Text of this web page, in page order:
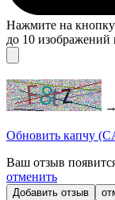
Нажмите на кнопку
до 10 изображений
→
Обновить капчу
Ваш отзыв
отменить